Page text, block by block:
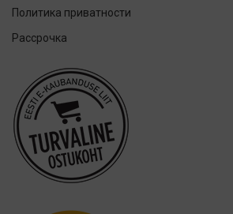
Miradent
Mizuha
OraCoat
Oral-B
OraCoat
Политика приватности
Рассрочка